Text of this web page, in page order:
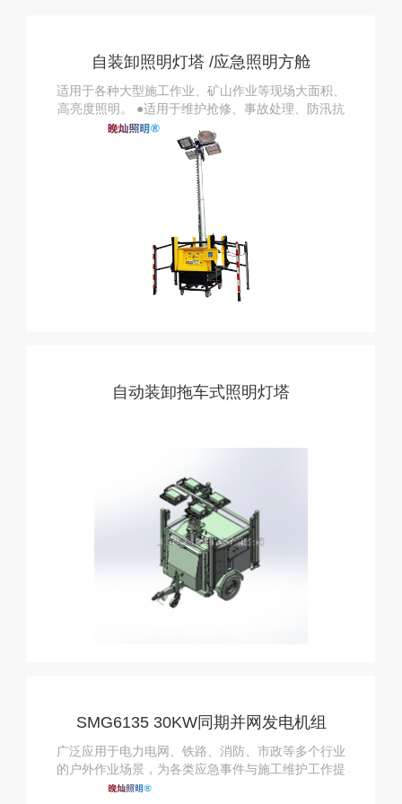
自装卸照明灯塔 /应急照明方舱
适用于各种大型施工作业、矿山作业等现场大面积、
高亮度照明。 ●适用于维护抢修、事故处理、防汛抗
洪、抢险救灾等大面积照明。
自动装卸拖车式照明灯塔
SMG6135 30KW同期并网发电机组
广泛应用于电力电网、铁路、消防、市政等多个行业
的户外作业场景，为各类应急事件与施工维护工作提
供可靠的能源与照明支持。